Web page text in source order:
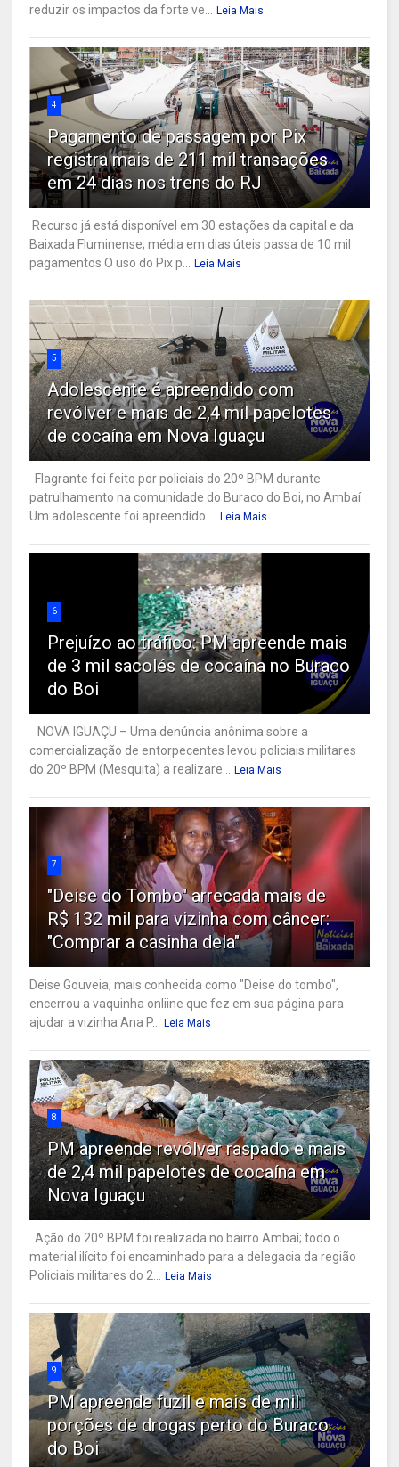
reduzir os impactos da forte ve... Leia Mais
4
Pagamento de passagem por Pix
registra mais de 211 mil transações
em 24 dias nos trens do RJ
Recurso já está disponível em 30 estações da capital e da
Baixada Fluminense; média em dias úteis passa de 10 mil
pagamentos O uso do Pix p...
Leia Mais
5
Adolescente é apreendido com
revólver e mais de 2,4 mil papelotes
de cocaína em Nova Iguaçu
Flagrante foi feito por policiais do 20º BPM durante
patrulhamento na comunidade do Buraco do Boi, no Ambaí
Um adolescente foi apreendido ...
Leia Mais
6
Prejuízo ao tráfico: PM apreende mais
de 3 mil sacolés de cocaína no Buraco
do Boi
NOVA IGUAÇU – Uma denúncia anônima sobre a
comercialização de entorpecentes levou policiais militares
do 20º BPM (Mesquita) a realizare...
Leia Mais
7
"Deise do Tombo" arrecada mais de
R$ 132 mil para vizinha com câncer:
"Comprar a casinha dela"
Deise Gouveia, mais conhecida como "Deise do tombo",
encerrou a vaquinha onliine que fez em sua página para
ajudar a vizinha Ana P...
Leia Mais
8
PM apreende revólver raspado e mais
de 2,4 mil papelotes de cocaína em
Nova Iguaçu
Ação do 20º BPM foi realizada no bairro Ambaí; todo o
material ilícito foi encaminhado para a delegacia da região
Policiais militares do 2...
Leia Mais
9
PM apreende fuzil e mais de mil
porções de drogas perto do Buraco
do Boi